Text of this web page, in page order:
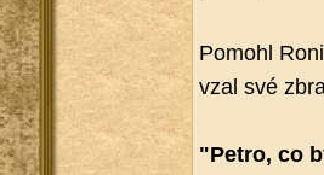
Po­mohl
vzal své
"Petro, co